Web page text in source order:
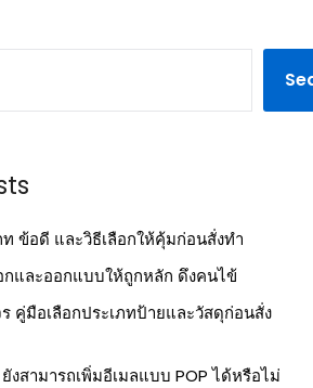
ข้อดี และวิธีเลือกให้คุ้มก่อนสั่งทำ
และออกแบบให้ถูกหลัก ดึงคนไข้
คู่มือเลือกประเภทป้ายและวัสดุก่อนสั่ง
สามารถเพิ่มอีเมลแบบ POP ได้หรือไม่